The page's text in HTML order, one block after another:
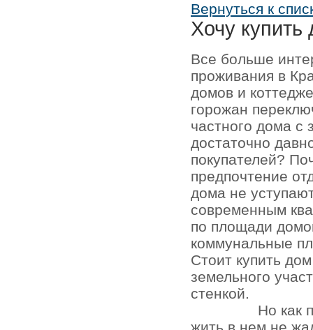
Вернуться к
Хочу купить
Все больше
проживания в
домов и
горожан
частного дома с
достаточно
покупателей?
предпочтение
дома не
современным
по площади
коммунальные
Стоит купить
земельного
стенкой.
Но как